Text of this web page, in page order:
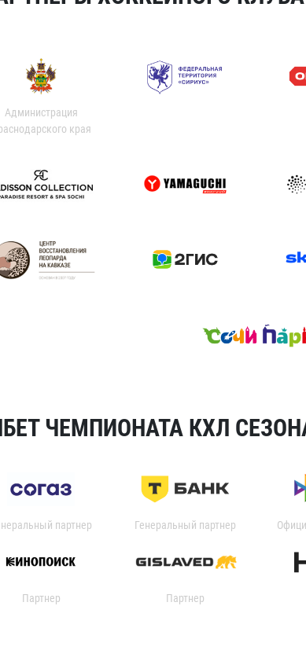
Администрация
края
ЧЕМПИОНАТА КХЛ
партнер Генеральный партнер
Партнер Партнер